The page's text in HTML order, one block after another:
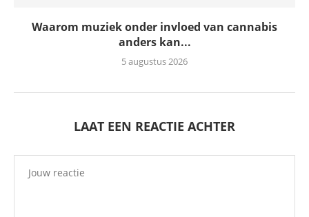
Waarom muziek onder invloed van cannabis
anders kan...
5 augustus 2026
LAAT EEN REACTIE ACHTER